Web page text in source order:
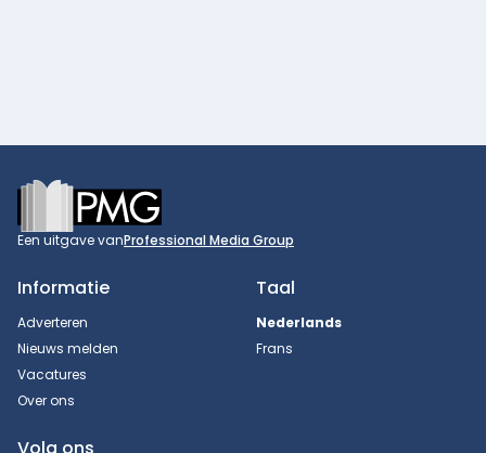
Footer
Een uitgave vanProfessional Media Group
Informatie
Adverteren
Nieuws melden
Vacatures
Over ons
Taal
Nederlands
Frans